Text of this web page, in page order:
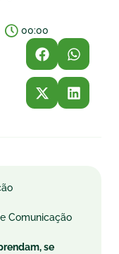
00:00
Comunicação
se